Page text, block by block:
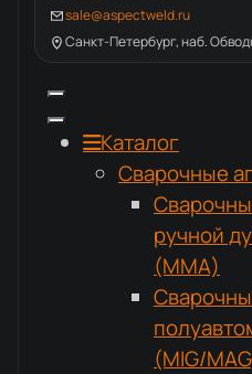
sale@aspectweld.ru
Санкт-Петербург, наб.
Каталог
Сварочные
ручной
(MMA)
(MIG/